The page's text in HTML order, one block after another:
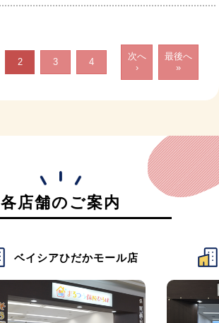
2 3 4
次へ
›
最後へ
»
各店舗のご案内
ベイシアひだかモール店